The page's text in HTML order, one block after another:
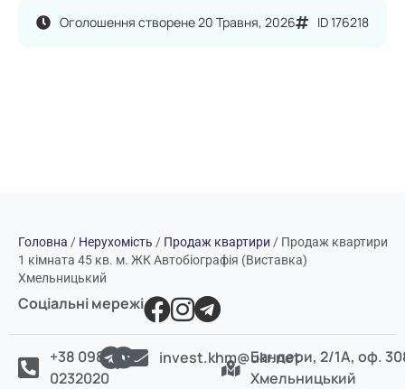
Оголошення створене 20 Травня, 2026 ID 176218
Головна / Нерухомість / Продаж квартири / Продаж квартири
1 кімната 45 кв. м. ЖК Автобіографія (Виставка)
Хмельницький
Соціальні мережі
+38 098
0232020
invest.khm@ukr.netБандери, 2/1А, оф.
Хмельницький